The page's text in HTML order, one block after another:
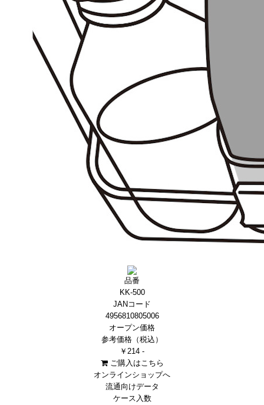
品番
KK-500
JANコード
4956810805006
オープン価格
参考価格（税込）
￥214 -
ご購入はこちら
オンラインショップへ
流通向けデータ
ケース入数